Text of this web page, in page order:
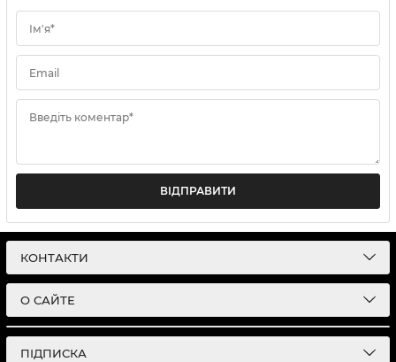
Ім'я*
Email
Введіть коментар*
ВІДПРАВИТИ
КОНТАКТИ
О САЙТЕ
ПІДПИСКА